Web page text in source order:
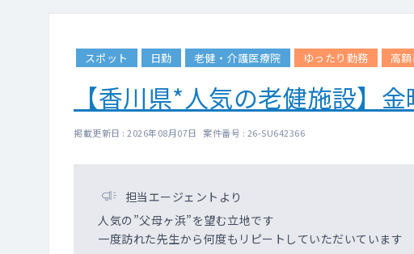
スポット 日勤 老健・介護医療院 ゆったり勤務 高
【香川県*人気の老健施設】
掲載更新日 : 2026年08月07日 案件番号 : 26-SU642366
担当エージェントより
人気の”父母ヶ浜”を望む立地です
一度訪れた先生から何度もリピートしていただいています